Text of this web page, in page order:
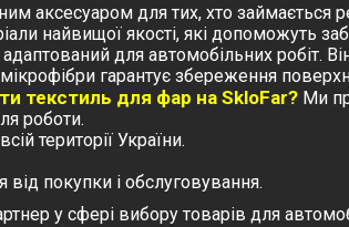
аксесуаром для тих, хто займається
найвищої якості, які допоможуть
для автомобільних робіт.
мікрофібри гарантує збереження
текстиль для фар на SkloFar? Ми
роботи.
території України.
покупки і обслуговування.
у сфері вибору товарів для